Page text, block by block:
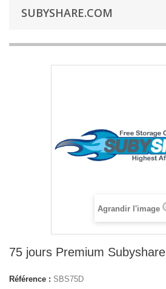
SUBYSHARE.COM
Agrandir l'image
75 jours Premium Subyshare
Référence : SBS75D